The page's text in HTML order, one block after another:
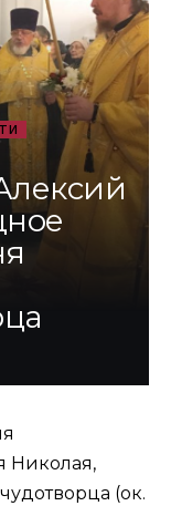
Николая,
(ок.